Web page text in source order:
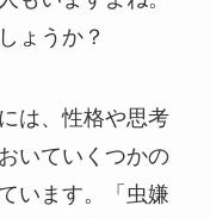
ょうか？
は、性格や思考
いていくつかの
います。「虫嫌